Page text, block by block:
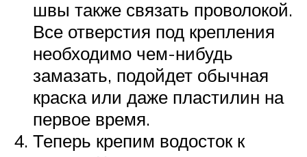
швы также связать проволокой.
Все отверстия под крепления
необходимо чем-нибудь
замазать, подойдет обычная
краска или даже пластилин на
первое время.
Теперь крепим водосток к